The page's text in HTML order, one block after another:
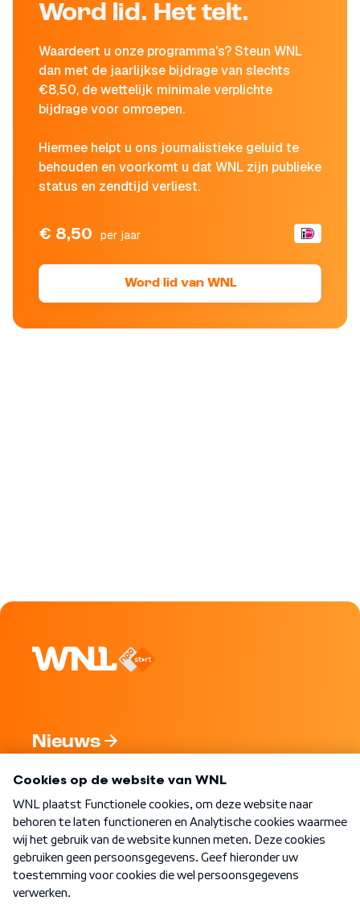
Word lid. Het telt.
Waardeert u onze programma's? Steun WNL
dan met de jaarlijkse bijdrage van slechts
€8,50, de wettelijk minimale verplichte
bijdrage voor omroepen.
Hiermee helpt u ons journalistieke geluid te
behouden en voorkomt u dat WNL zijn publieke
status en zendtijd verliest.
€ 8,50 per jaar
Word lid van WNL
Nieuws
Nieuwsbrief
Word Lid